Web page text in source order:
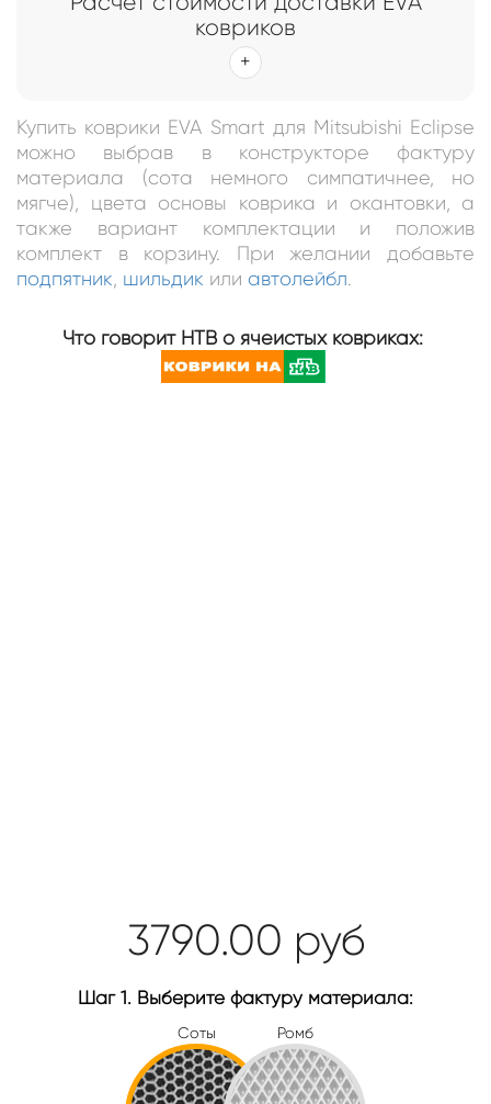
ковриков
Купить коврики EVA Smart для Mitsubishi Eclipse
можно выбрав в конструкторе фактуру
материала (сота немного симпатичнее, но
мягче), цвета основы коврика и окантовки, а
также вариант комплектации и положив
комплект в корзину. При желании добавьте
подпятник, шильдик или автолейбл.
Что говорит НТВ о ячеистых ковриках:
3790.00 руб
Шаг 1. Выберите фактуру материала:
Соты Ромб